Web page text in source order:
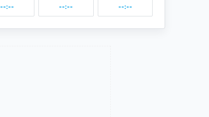
--:-- --:-- --:--